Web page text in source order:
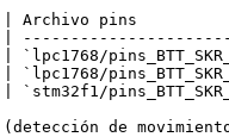
| Archivo pins
|
`lpc1768/
(detección de